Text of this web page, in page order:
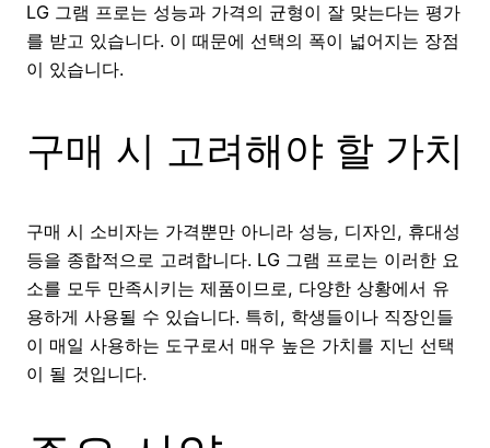
LG 그램 프로는 성능과 가격의 균형이 잘 맞는다는 평가
를 받고 있습니다. 이 때문에 선택의 폭이 넓어지는 장점
이 있습니다.
구매 시 고려해야 할 가치
구매 시 소비자는 가격뿐만 아니라 성능, 디자인, 휴대성
등을 종합적으로 고려합니다. LG 그램 프로는 이러한 요
소를 모두 만족시키는 제품이므로, 다양한 상황에서 유
용하게 사용될 수 있습니다. 특히, 학생들이나 직장인들
이 매일 사용하는 도구로서 매우 높은 가치를 지닌 선택
이 될 것입니다.